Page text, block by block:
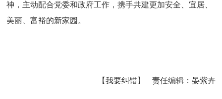
神，主动配合党委和政府工作，携手共建更加安全、宜居、
美丽、富裕的新家园。
【我要纠错】 责任编辑： 晏紫卉